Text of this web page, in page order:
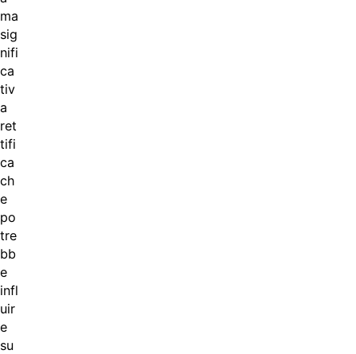
ma
sig
nifi
ca
tiv
a
ret
tifi
ca
ch
e
po
tre
bb
e
infl
uir
e
su